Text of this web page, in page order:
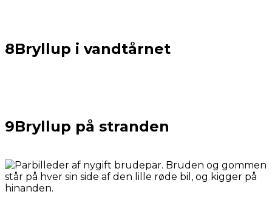
8Bryllup i vandtårnet
9Bryllup på stranden